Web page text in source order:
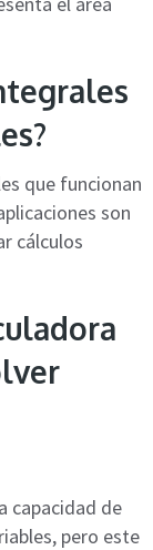
que funcionan
son
cálculos
capacidad de
pero este